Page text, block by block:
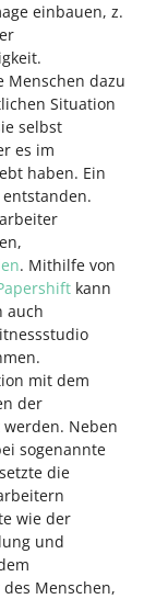
einbauen, z.
Menschen dazu
Situation
selbst
es im
haben. Ein
entstanden.
. Mithilfe von
kann
auch
mit dem
der
Neben
sogenannte
die
wie der
und
Menschen,